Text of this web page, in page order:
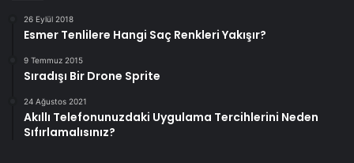
26 Eylül 2018
Esmer Tenlilere Hangi Saç Renkleri Yakışır?
9 Temmuz 2015
Sıradışı Bir Drone Sprite
24 Ağustos 2021
Akıllı Telefonunuzdaki Uygulama Tercihlerini Neden
Sıfırlamalısınız?